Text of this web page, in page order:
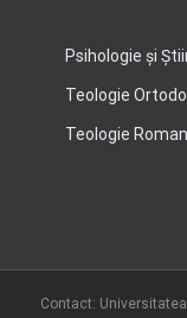
Psihologie şi
Teologie
Teologie
Contact: